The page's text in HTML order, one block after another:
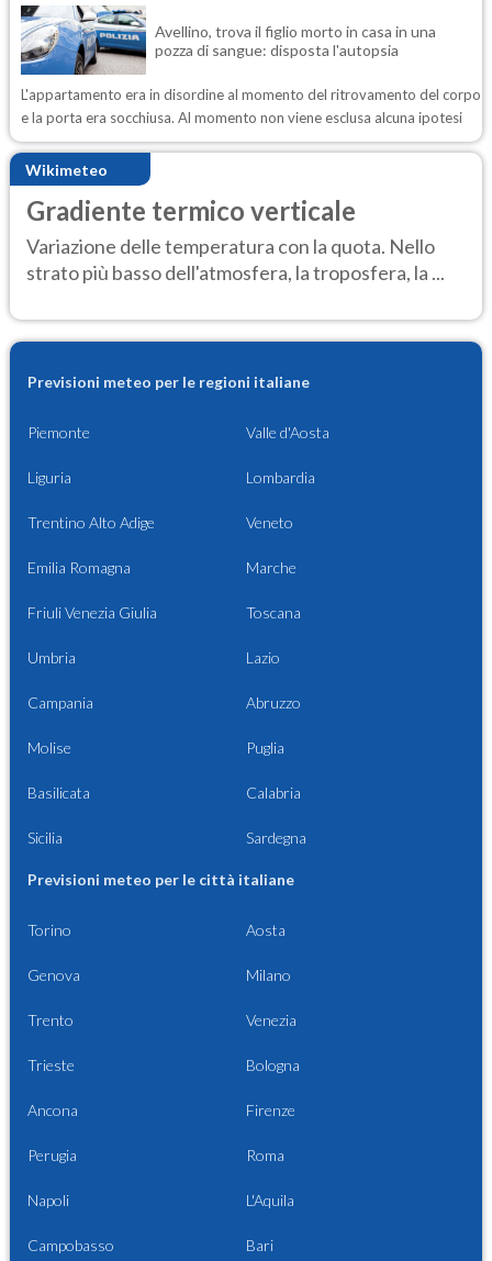
Avellino, trova il figlio morto in casa in una
pozza di sangue: disposta l'autopsia
L'appartamento era in disordine al momento del ritrovamento del corpo
e la porta era socchiusa. Al momento non viene esclusa alcuna ipotesi
Wikimeteo
Gradiente termico verticale
Variazione delle temperatura con la quota. Nello
strato più basso dell'atmosfera, la troposfera, la ...
Previsioni meteo per le regioni italiane
Piemonte Valle d'Aosta
Liguria Lombardia
Trentino Alto Adige Veneto
Emilia Romagna Marche
Friuli Venezia Giulia Toscana
Umbria Lazio
Campania Abruzzo
Molise Puglia
Basilicata Calabria
Sicilia Sardegna
Previsioni meteo per le città italiane
Torino Aosta
Genova Milano
Trento Venezia
Trieste Bologna
Ancona Firenze
Perugia Roma
Napoli L'Aquila
Campobasso Bari